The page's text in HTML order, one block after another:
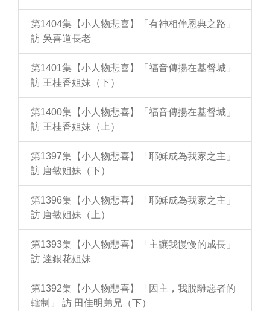
第1404集【小人物悲喜】「有神相伴恩典之路」
訪 吳喜道長老
第1401集【小人物悲喜】「福音傳揚在基督城」
訪 王桂香姐妹（下）
第1400集【小人物悲喜】「福音傳揚在基督城」
訪 王桂香姐妹（上）
第1397集【小人物悲喜】「耶穌成為我家之主」
訪 唐敏姐妹（下）
第1396集【小人物悲喜】「耶穌成為我家之主」
訪 唐敏姐妹（上）
第1393集【小人物悲喜】「主讓我慢慢的成長」
訪 達銀花姐妹
第1392集【小人物悲喜】「因主，我脫離惡者的
轄制」 訪 田佳明弟兄（下）